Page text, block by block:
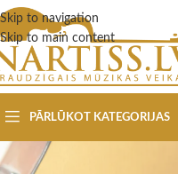
Skip to navigation
Skip to main content
PĀRLŪKOT KATEGORIJAS